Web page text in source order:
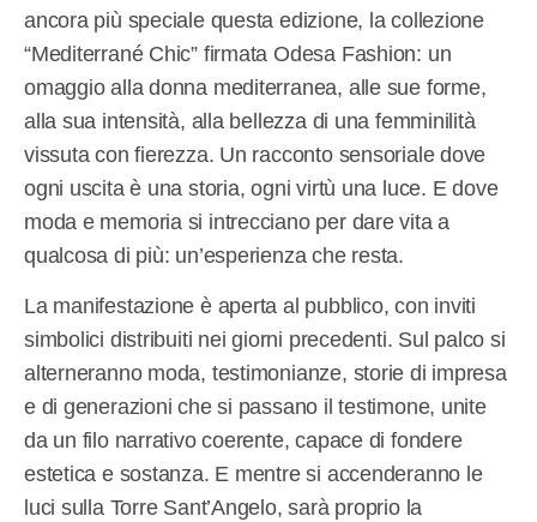
ancora più speciale questa edizione, la collezione
“Mediterrané Chic” firmata Odesa Fashion: un
omaggio alla donna mediterranea, alle sue forme,
alla sua intensità, alla bellezza di una femminilità
vissuta con fierezza. Un racconto sensoriale dove
ogni uscita è una storia, ogni virtù una luce. E dove
moda e memoria si intrecciano per dare vita a
qualcosa di più: un’esperienza che resta.
La manifestazione è aperta al pubblico, con inviti
simbolici distribuiti nei giorni precedenti. Sul palco si
alterneranno moda, testimonianze, storie di impresa
e di generazioni che si passano il testimone, unite
da un filo narrativo coerente, capace di fondere
estetica e sostanza. E mentre si accenderanno le
luci sulla Torre Sant’Angelo, sarà proprio la